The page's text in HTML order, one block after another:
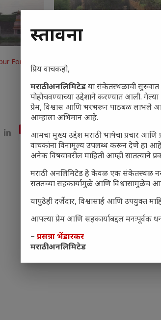
Fort)
घोडबंदर किल्ला (Ghodbunder Fort)
06/25/2021
In "Marathi Fort"
प्रस्तावना
प्रिय वाचकहो,
मराठी अनलिमिटेडया संकेतस्थळाची सुरुवात
पोहोचवण्याच्या उद्देशाने करण्यात आली. गेल्या
प्रेम, विश्वास आणि भरभरून पाठबळ लाभले
आम्हाला अभिमान आहे.
आमचा मुख्य उद्देश मराठी भाषेचा प्रचार
वाचकांना विनामूल्य उपलब्ध करून देणे हा
अनेक विषयांवरील माहिती आम्ही सातत्याने
मराठी अनलिमिटेड हे केवळ एक संकेतस्थळ
सततच्या सहकार्यामुळे आणि विश्वासामुळेच
यापुढेही दर्जेदार, विश्वासार्ह आणि उपयुक्त
आपल्या प्रेम आणि सहकार्याबद्दल मनःपूर्वक
– प्रसन्ना भेंडारकर
मराठी अनलिमिटेड